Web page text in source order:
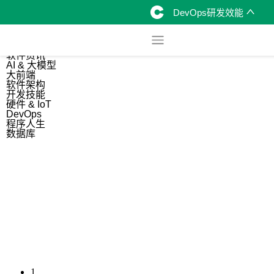
DevOps研发效能
软件资讯
AI & 大模型
大前端
软件架构
开发技能
硬件 & IoT
DevOps
程序人生
数据库
1